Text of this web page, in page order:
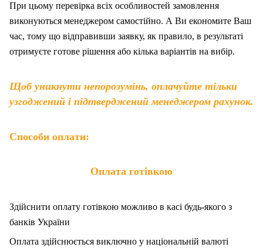
При цьому перевірка всіх особливостей замовлення
виконуються менеджером самостійно. А Ви економите Ваш
час, тому що відправивши заявку, як правило, в результаті
отримуєте готове рішення або кілька варіантів на вибір.
Щоб уникнути непорозумінь, оплачуйте тільки
узгоджений і підтверджений менеджером рахунок.
Способи оплати:
Оплата готівкою
Здійснити оплату готівкою можливо в касі будь-якого з
банків України
Оплата здійснюється виключно у національній валюті